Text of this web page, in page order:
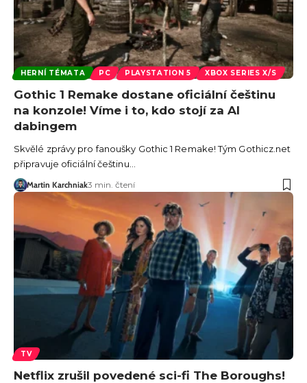
HERNÍ TÉMATA PC PLAYSTATION 5 XBOX SERIES X/S
Gothic 1 Remake dostane oficiální češtinu
na konzole! Víme i to, kdo stojí za AI
dabingem
Skvělé zprávy pro fanoušky Gothic 1 Remake! Tým Gothicz.net
připravuje oficiální češtinu…
Martin Karchniak3 min. čtení
TV
Netflix zrušil povedené sci-fi The Boroughs!